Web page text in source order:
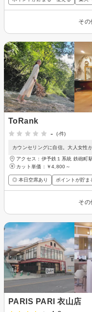
その
ToRank
-
(-件)
カウンセリングに自信。大人女性
アクセス：伊予鉄１系統 鉄砲町
カット単価： ￥4,800～
◎ 本日空席あり ポイントが貯ま
その
PARIS PARI 衣山店